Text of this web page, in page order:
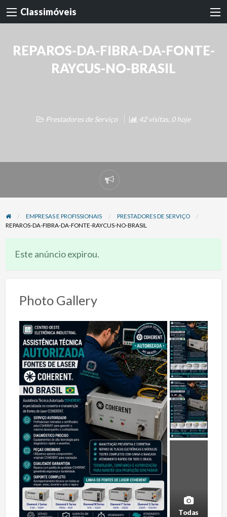
Classimóveis
REPAROS-DA-FIBRA-DA-FONTE-
RAYCUS-NO-BRASIL
Prestadores de Serviço 42 visitas, 0 hoje
Denunciar
problema
EMPRESAS E PROFISSIONAIS
PRESTADORES DE SERVIÇO
REPAROS-DA-FIBRA-DA-FONTE-RAYCUS-NO-BRASIL
Este anúncio expirou.
Photo Gallery
Todas